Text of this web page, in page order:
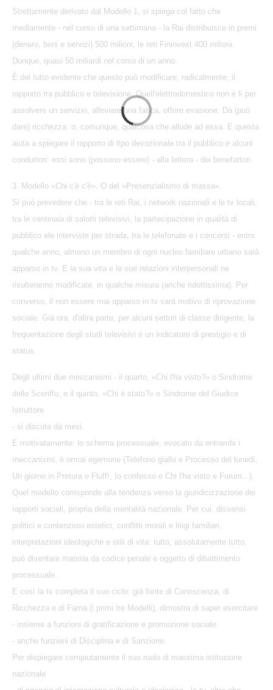
Strettamente derivato dal Modello 1, si spiega col fatto che
mediamente - nel corso di una settimana - la Rai distribuisce in premi
(denaro, beni e servizi) 500 milioni, le reti Fininvest 400 milioni.
Dunque, quasi 50 miliardi nel corso di un anno.
È del tutto evidente che questo può modificare, radicalmente, il
rapporto tra pubblico e televisione. Quell'elettrodomestico non è lì per
assolvere un servizio, alleviare una fatica, offrire evasione. Dà (può
dare) ricchezza: o, comunque, qualcosa che allude ad essa. E questa
aiuta a spiegare il rapporto di tipo devozionale tra il pubblico e alcuni
conduttori: essi sono (possono essere) - alla lettera - dei benefattori.
3. Modello «Chi c'è c'è». O del «Presenzialismo di massa».
Si può prevedere che - tra le reti Rai, i network nazionali e le tv locali,
tra le centinaia di salotti televisivi, la partecipazione in qualità di
pubblico ele interviste per strada, tra le telefonate e i concorsi - entro
qualche anno, almeno un membro di ogni nucleo familiare urbano sarà
apparso in tv. E la sua vita e le sue relazioni interpersonali ne
risulteranno modificate, in qualche misura (anche ridottissima). Per
converso, il non essere mai apparso in tv sarà motivo di riprovazione
sociale. Già ora, d'altra parte, per alcuni settori di classe dirigente, la
frequentazione degli studi televisivi è un indicatore di prestigio e di
status.
Degli ultimi due meccanismi - il quarto, «Chi l'ha visto?» o Sindrome
dello Sceriffo, e il quinto, «Chi è stato?» o Sindrome del Giudice
Istruttore
- si discute da mesi.
E motivatamente: lo schema processuale, evocato da entrambi i
meccanismi, è ormai egemone (Telefono giallo e Processo del lunedì,
Un giorno in Pretura e Fluff!, Io confesso e Chi l'ha visto e Forum...).
Quel modello corrisponde alla tendenza verso la giuridicizzazione dei
rapporti sociali, propria della mentalità nazionale. Per cui, dissensi
politici e contenziosi estetici, conflitti morali e litigi familiari,
interpretazioni ideologiche e stili di vita: tutto, assolutamente tutto,
può diventare materia da codice penale e oggetto di dibattimento
processuale.
E così la tv completa il suo ciclo: già fonte di Conoscenza, di
Ricchezza e di Fama (i primi tre Modelli), dimostra di saper esercitare
- insieme a funzioni di gratificazione e promozione sociale
- anche funzioni di Disciplina e di Sanzione.
Per dispiegare compiutamente il suo ruolo di massima istituzione
nazionale